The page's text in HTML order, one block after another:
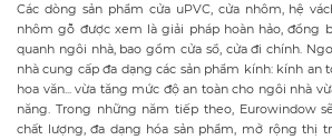
Các dòng sản phẩm cửa uPVC, cửa nhôm, hệ
nhôm gỗ được xem là giải pháp hoàn hảo, đồng
quanh ngôi nhà, bao gồm cửa sổ, cửa đi chính.
nhà cung cấp đa dạng các sản phẩm kính: kính an
hoa văn... vừa tăng mức độ an toàn cho ngôi nhà
năng. Trong những năm tiếp theo, Eurowindow
chất lượng, đa dạng hóa sản phẩm, mở rộng thị